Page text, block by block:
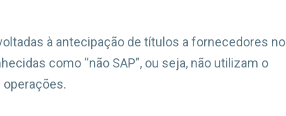
à antecipação de títulos a fornecedores no
como “não SAP”, ou seja, não utilizam o
operações.